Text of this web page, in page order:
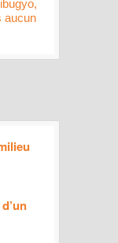
aucun